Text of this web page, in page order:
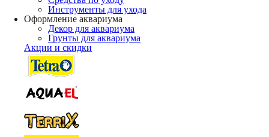
Инструменты для ухода
Оформление аквариума
Декор для аквариума
Грунты для аквариума
Акции и скидки